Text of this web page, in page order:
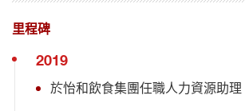
里程碑
2019
於怡和飲食集團任職人力資源助理